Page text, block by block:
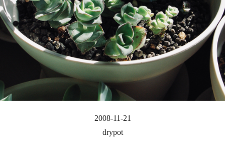
2008-11-21
drypot